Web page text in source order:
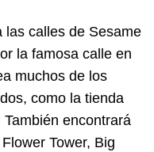
las calles de Sesame
la famosa calle en
muchos de los
como la tienda
encontrará
Tower, Big